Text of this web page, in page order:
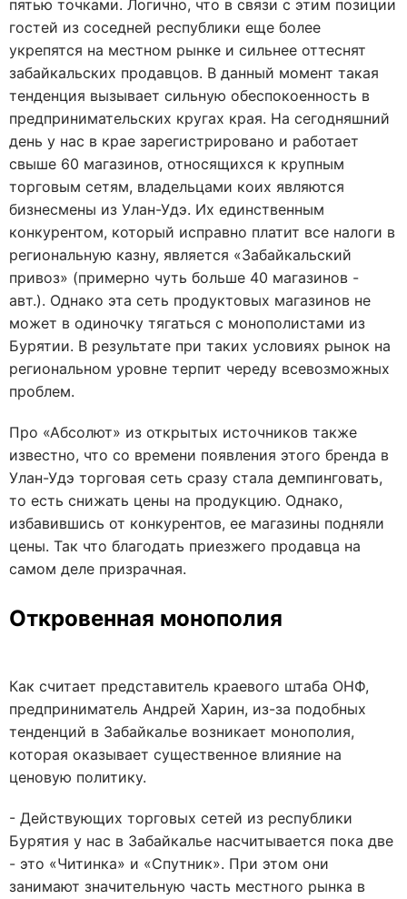
пятью точками. Логично, что в связи с этим позиции
гостей из соседней республики еще более
укрепятся на местном рынке и сильнее оттеснят
забайкальских продавцов. В данный момент такая
тенденция вызывает сильную обеспокоенность в
предпринимательских кругах края. На сегодняшний
день у нас в крае зарегистрировано и работает
свыше 60 магазинов, относящихся к крупным
торговым сетям, владельцами коих являются
бизнесмены из Улан-Удэ. Их единственным
конкурентом, который исправно платит все налоги в
региональную казну, является «Забайкальский
привоз» (примерно чуть больше 40 магазинов -
авт.). Однако эта сеть продуктовых магазинов не
может в одиночку тягаться с монополистами из
Бурятии. В результате при таких условиях рынок на
региональном уровне терпит череду всевозможных
проблем.
Про «Абсолют» из открытых источников также
известно, что со времени появления этого бренда в
Улан-Удэ торговая сеть сразу стала демпинговать,
то есть снижать цены на продукцию. Однако,
избавившись от конкурентов, ее магазины подняли
цены. Так что благодать приезжего продавца на
самом деле призрачная.
Откровенная монополия
Как считает представитель краевого штаба ОНФ,
предприниматель Андрей Харин, из-за подобных
тенденций в Забайкалье возникает монополия,
которая оказывает существенное влияние на
ценовую политику.
- Действующих торговых сетей из республики
Бурятия у нас в Забайкалье насчитывается пока две
- это «Читинка» и «Спутник». При этом они
занимают значительную часть местного рынка в